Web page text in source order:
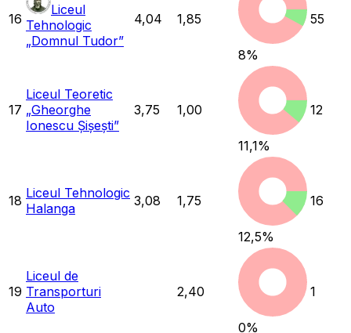
16
Liceul
Tehnologic
„Domnul Tudor”
4,04 1,85
8%
55
17
Liceul Teoretic
„Gheorghe
Ionescu Șișești”
3,75 1,00
11,1%
12
18 Liceul Tehnologic
Halanga
3,08 1,75
12,5%
16
19
Liceul de
Transporturi
Auto
2,40
0%
1